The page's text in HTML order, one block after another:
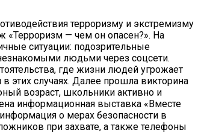
терроризму и экстремизму
«Терроризм — чем он опасен?». На
ситуации: подозрительные
людьми через соцсети.
где жизни людей угрожает
этих случаях. Далее прошла викторина
возраст, школьники активно и
информационная выставка «Вместе
о мерах безопасности в
при захвате, а также телефоны